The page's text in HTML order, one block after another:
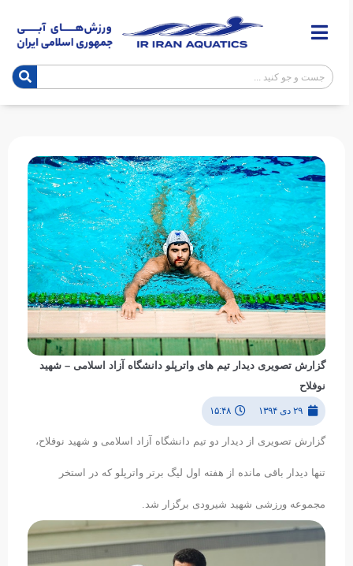
گزارش تصویری دیدار تیم های واترپلو دانشگاه آزاد اسلامی – شهید
نوفلاح
۲۹ دی ۱۳۹۴ ۱۵:۴۸
گزارش تصویری از دیدار دو تیم دانشگاه آزاد اسلامی و شهید نوفلاح،
تنها دیدار باقی مانده از هفته اول لیگ برتر واترپلو که در استخر
مجموعه ورزشی شهید شیرودی برگزار شد.